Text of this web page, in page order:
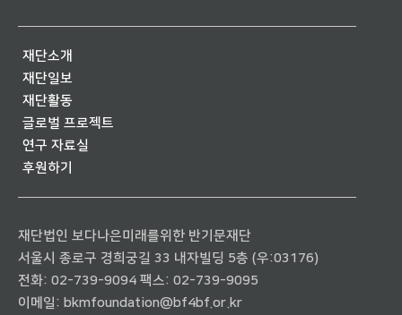
재단소개
재단일보
재단활동
글로벌 프로젝트
연구 자료실
후원하기
재단법인 보다나은미래를위한 반기문재단
서울시 종로구 경희궁길 33 내자빌딩 5층 (우:03176)
전화: 02-739-9094 팩스: 02-739-9095
이메일: bkmfoundation@bf4bf.or.kr